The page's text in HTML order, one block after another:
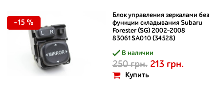
Блок управления зеркалами без
функции складывания Subaru
Forester (SG) 2002-2008
83061SA010 (34528)
В наличии
250 грн. 213 грн.
Купить
-15 %